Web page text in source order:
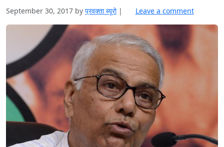
September 30, 2017 by प्रवक्‍ता ब्यूरो | Leave a comment